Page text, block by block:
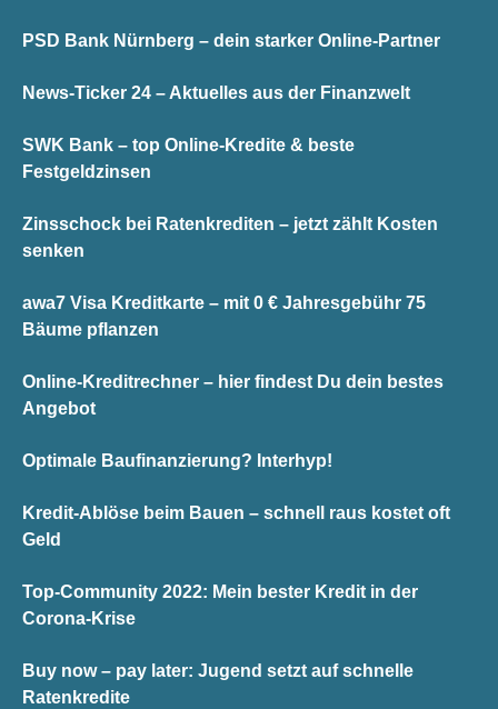
PSD Bank Nürnberg – dein starker Online-Partner
News-Ticker 24 – Aktuelles aus der Finanzwelt
SWK Bank – top Online-Kredite & beste
Festgeldzinsen
Zinsschock bei Ratenkrediten – jetzt zählt Kosten
senken
awa7 Visa Kreditkarte – mit 0 € Jahresgebühr 75
Bäume pflanzen
Online-Kreditrechner – hier findest Du dein bestes
Angebot
Optimale Baufinanzierung? Interhyp!
Kredit-Ablöse beim Bauen – schnell raus kostet oft
Geld
Top-Community 2022: Mein bester Kredit in der
Corona-Krise
Buy now – pay later: Jugend setzt auf schnelle
Ratenkredite